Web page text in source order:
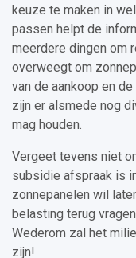
keuze te maken in
passen helpt de
meerdere dingen om
overweegt om
van de aankoop en
zijn er alsmede nog
mag houden.
Vergeet tevens niet
subsidie afspraak is
zonnepanelen wil
belasting terug
Wederom zal het
zijn!